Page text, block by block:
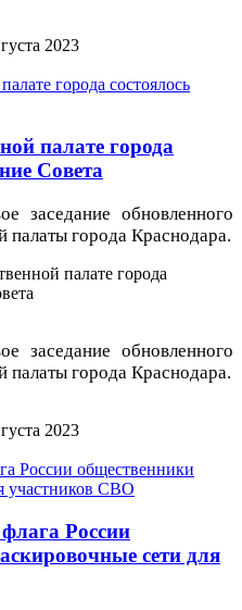
2023
палате города
Совета
заседание обновленного
палаты города Краснодара.
палате города
заседание обновленного
палаты города Краснодара.
2023
России
сети для